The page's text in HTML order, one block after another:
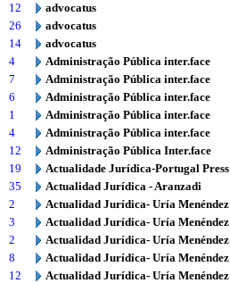
12
advocatus
26
advocatus
14
advocatus
4
Administração Pública inter.face
7
Administração Pública inter.face
6
Administração Pública inter.face
1
Administração Pública inter.face
4
Administração Pública inter.face
12
Administração Pública Inter.face
19
Actualidade Jurídica-Portugal Press
35
Actualidad Jurídica - Aranzadi
2
Actualidad Jurídica- Uría Menéndez
3
Actualidad Jurídica- Uría Menéndez
2
Actualidad Jurídica- Uría Menéndez
8
Actualidad Jurídica- Uría Menéndez
12
Actualidad Jurídica- Uría Menéndez